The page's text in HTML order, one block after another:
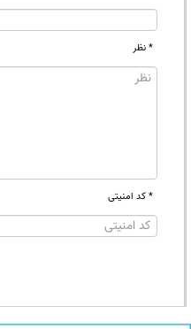
* نظر
* کد امنیتی